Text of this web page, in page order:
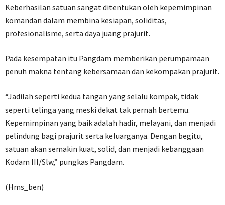
Keberhasilan satuan sangat ditentukan oleh kepemimpinan
komandan dalam membina kesiapan, soliditas,
profesionalisme, serta daya juang prajurit.
Pada kesempatan itu Pangdam memberikan perumpamaan
penuh makna tentang kebersamaan dan kekompakan prajurit.
“Jadilah seperti kedua tangan yang selalu kompak, tidak
seperti telinga yang meski dekat tak pernah bertemu.
Kepemimpinan yang baik adalah hadir, melayani, dan menjadi
pelindung bagi prajurit serta keluarganya. Dengan begitu,
satuan akan semakin kuat, solid, dan menjadi kebanggaan
Kodam III/Slw,” pungkas Pangdam.
(Hms_ben)